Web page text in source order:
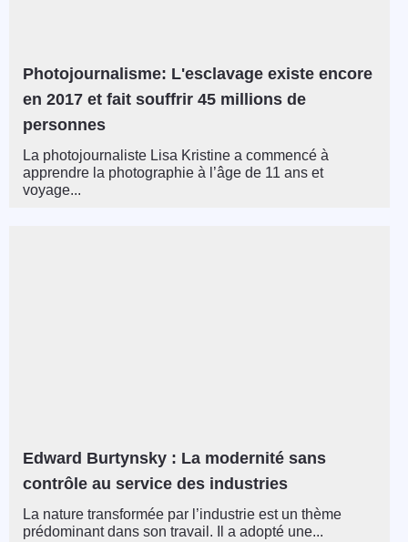
Photojournalisme: L'esclavage existe encore
en 2017 et fait souffrir 45 millions de
personnes
La photojournaliste Lisa Kristine a commencé à
apprendre la photographie à l’âge de 11 ans et
voyage...
Edward Burtynsky : La modernité sans
contrôle au service des industries
La nature transformée par l’industrie est un thème
prédominant dans son travail. Il a adopté une...